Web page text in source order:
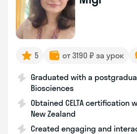
5 от 3190 ₽ за урок
Graduated with a
Biosciences
Obtained CELTA certification
New Zealand
Created engaging and